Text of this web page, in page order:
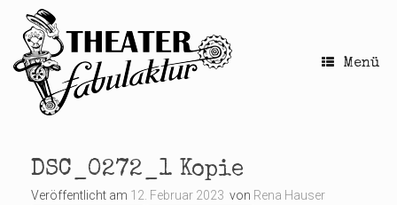
springen
Menü
DSC_0272_1 Kopie
Veröffentlicht am 12. Februar 2023 von Rena Hauser